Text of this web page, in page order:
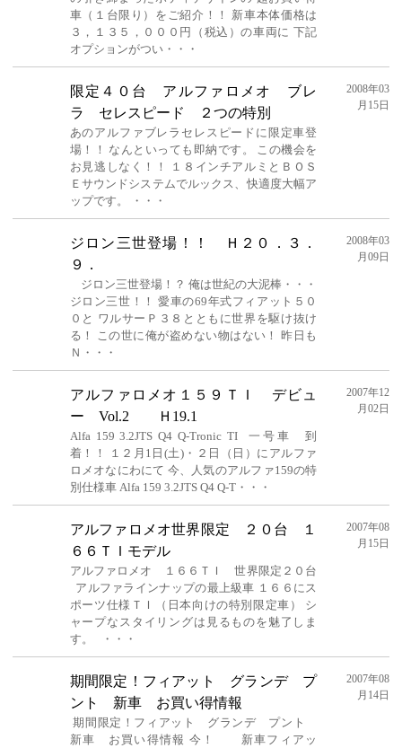
車（１台限り）をご紹介！！ 新車本体価格は
３，１３５，０００円（税込）の車両に 下記
オプションがつい・・・
限定４０台 アルファロメオ ブレ
ラ セレスピード ２つの特別
あのアルファブレラセレスピードに限定車登
場！！ なんといっても即納です。 この機会を
お見逃しなく！！ １８インチアルミとＢＯＳ
Ｅサウンドシステムでルックス、快適度大幅ア
ップです。 ・・・
2008年03
月15日
ジロン三世登場！！ Ｈ２０．３．
９．
ジロン三世登場！？ 俺は世紀の大泥棒・・・
ジロン三世！！ 愛車の69年式フィアット５０
０と ワルサーＰ３８とともに世界を駆け抜け
る！ この世に俺が盗めない物はない！ 昨日も
Ｎ・・・
2008年03
月09日
アルファロメオ１５９ＴＩ デビュ
ー Vol.2 Ｈ19.1
Alfa 159 3.2JTS Q4 Q-Tronic TI 一号車 到
着！！ １２月1日(土)・２日（日）にアルファ
ロメオなにわにて 今、人気のアルファ159の特
別仕様車 Alfa 159 3.2JTS Q4 Q-T・・・
2007年12
月02日
アルファロメオ世界限定 ２０台 １
６６ＴＩモデル
アルファロメオ １６６ＴＩ 世界限定２０台
アルファラインナップの最上級車 １６６にス
ポーツ仕様ＴＩ（日本向けの特別限定車） シ
ャープなスタイリングは見るものを魅了しま
す。 ・・・
2007年08
月15日
期間限定！フィアット グランデ プ
ント 新車 お買い得情報
期間限定！フィアット グランデ プント
新車 お買い得情報 今！ 新車フィアッ
2007年08
月14日